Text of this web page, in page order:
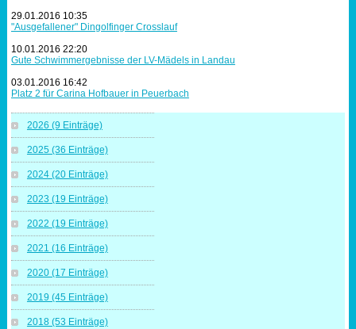
29.01.2016 10:35
"Ausgefallener" Dingolfinger Crosslauf
10.01.2016 22:20
Gute Schwimmergebnisse der LV-Mädels in Landau
03.01.2016 16:42
Platz 2 für Carina Hofbauer in Peuerbach
2026 (9 Einträge)
2025 (36 Einträge)
2024 (20 Einträge)
2023 (19 Einträge)
2022 (19 Einträge)
2021 (16 Einträge)
2020 (17 Einträge)
2019 (45 Einträge)
2018 (53 Einträge)